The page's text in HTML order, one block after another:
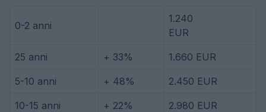
0-2 anni
1.240
EUR
25 anni + 33% 1.660 EUR
5-10 anni + 48% 2.450 EUR
10-15 anni + 22% 2.980 EUR